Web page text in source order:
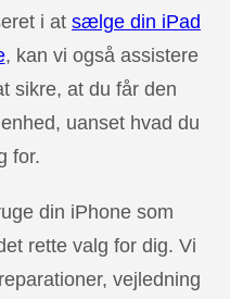
i at sælge din iPad
, kan vi også assistere
sikre, at du får den
uanset hvad du
for.
din iPhone som
rette valg for dig. Vi
vejledning